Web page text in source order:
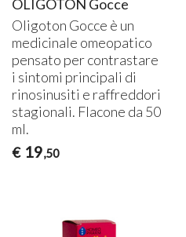
OLIGOTON Gocce
Oligoton Gocce è un
medicinale omeopatico
pensato per contrastare
i sintomi principali di
rinosinusiti e raffreddori
stagionali. Flacone da 50
ml.
€ 19,50